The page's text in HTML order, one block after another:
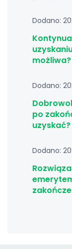
Dodano:
możliwa?
Dodano:
po
uzyskać?
Dodano: